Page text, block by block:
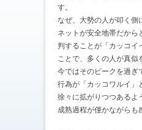
す。
なぜ、大勢の人が叩く側
ネットが安全地帯だから
判することが「カッコイ
ことで、多くの人が真似
今ではそのピークを過ぎ
行為が「カッコワルイ」
徐々に拡がりつつあるよ
成熟過程が僅かながらも